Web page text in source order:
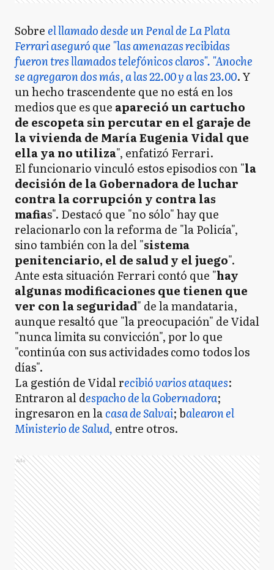
Sobreel llamado desde un Penal de La Plata
Ferrari aseguró que "las amenazas recibidas
fueron tres llamados telefónicos claros". "Anoche
se agregaron dos más, a las 22.00 y a las 23.00. Y
un hecho trascendente que no está en los
medios que es que apareció un cartucho
de escopeta sin percutar en el garaje de
la vivienda de María Eugenia Vidal que
ella ya no utiliza", enfatizó Ferrari.
El funcionario vinculó estos episodios con "la
decisión de la Gobernadora de luchar
contra la corrupción y contra las
mafias". Destacó que "no sólo" hay que
relacionarlo con la reforma de "la Policía",
sino también con la del "sistema
penitenciario, el de salud y el juego".
Ante esta situación Ferrari contó que "hay
algunas modificaciones que tienen que
ver con la seguridad" de la mandataria,
aunque resaltó que "la preocupación" de Vidal
"nunca limita su convicción", por lo que
"continúa con sus actividades como todos los
días".
La gestión de Vidal recibió varios ataques:
Entraron al despacho de la Gobernadora;
ingresaron en lacasa de Salvai; balearon el
Ministerio de Salud, entre otros.
Ads